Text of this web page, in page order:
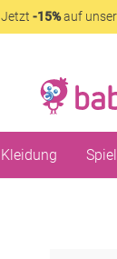
Jetzt -15%auf unser
Kleidung